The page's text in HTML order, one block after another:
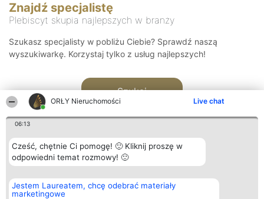
ORŁY Nieruchomości Live chat
06:13
Cześć, chętnie Ci pomogę! 🙂 Kliknij proszę w
odpowiedni temat rozmowy! 🙂
Jestem Laureatem, chcę odebrać materiały
marketingowe
Znajdź specjalistę
Plebiscyt skupia najlepszych w branży
Szukasz specjalisty w pobliżu Ciebie? Sprawdź naszą
wyszukiwarkę. Korzystaj tylko z usług najlepszych!
Szukaj
Organizator plebiscytu
Bright Side Solutions sp. z o.
o. sp. k.
Plebiscyt
Laureaci
Kontakt
Kontakt